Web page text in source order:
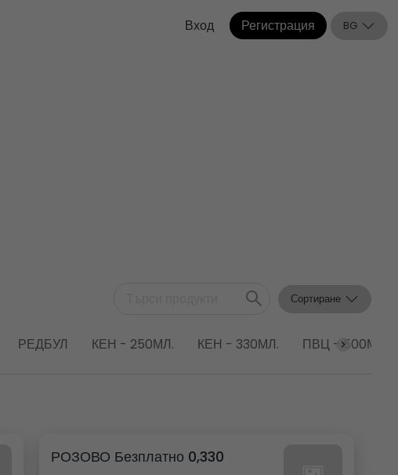
Вход Регистрация BG
Сортиране
РЕДБУЛ КЕН - 250МЛ. КЕН - 330МЛ. ПВЦ - 500МЛ.
РОЗОВО Безплатно 0,330